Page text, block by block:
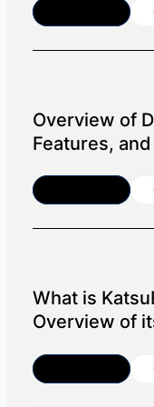
Overview of
Features,
What is
Overview of